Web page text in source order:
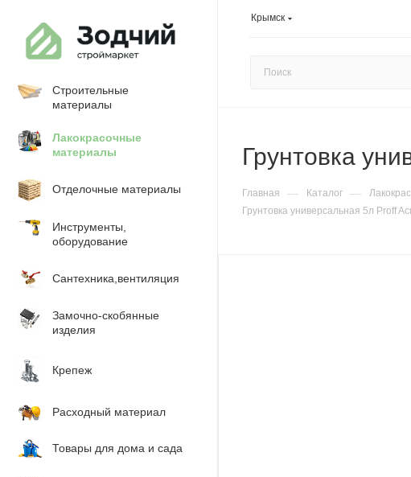
Крымск
Строительные
материалы
Лакокрасочные
материалы
Отделочные материалы
Инструменты,
оборудование
Сантехника,вентиляция
Замочно-скобянные
изделия
Крепеж
Расходный материал
Товары для дома и сада
Грунтовка
Главная — Каталог —
Грунтовка универсальная 5л Proff